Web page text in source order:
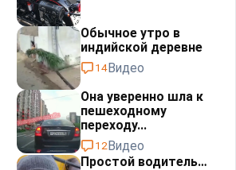
Обычное утро в
индийской деревне
14Видео
Она уверенно шла к
пешеходному
переходу...
12Видео
Простой водитель…